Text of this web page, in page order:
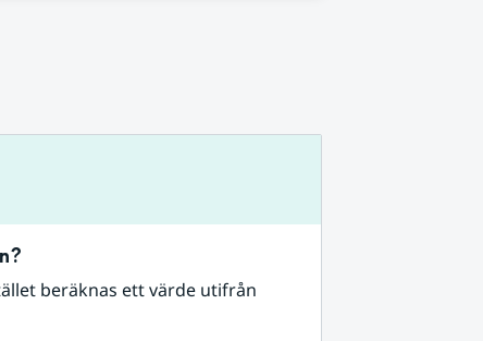
beräknas ett värde utifrån